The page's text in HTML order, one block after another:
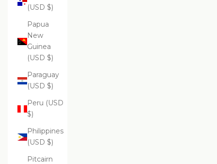
(USD $)
Papua
New
Guinea
(USD $)
Paraguay
(USD $)
Peru (USD
$)
Philippines
(USD $)
Pitcairn